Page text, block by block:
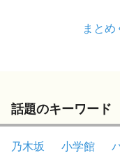
まと
話題のキーワード
乃木坂 小学館